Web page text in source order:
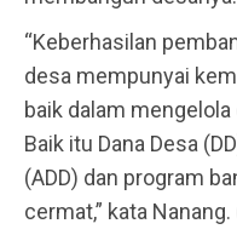
“Keberhasilan
desa mempunyai
baik dalam
Baik itu Dana Desa
(ADD) dan program
cermat,” kata